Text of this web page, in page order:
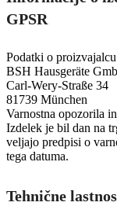
GPSR
Podatki o
BSH Hausgeräte
Carl-Wery-Straße 34
81739 München
Varnostna opozorila
Izdelek je bil dan na
veljajo predpisi o
tega datuma.
Tehnične